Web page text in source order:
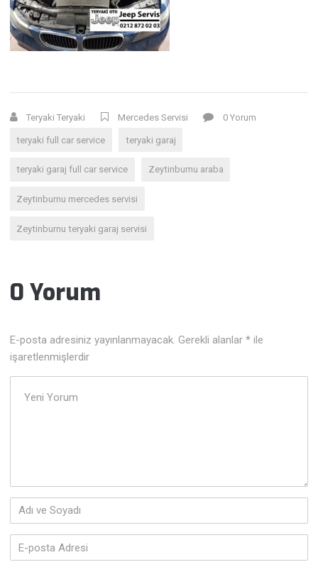
Teryaki Teryaki Mercedes Servisi 0 Yorum
teryaki full car service teryaki garaj
teryaki garaj full car service Zeytinburnu araba
Zeytinburnu mercedes servisi
Zeytinburnu teryaki garaj servisi
0 Yorum
E-posta adresiniz yayınlanmayacak. Gerekli alanlar* ile
işaretlenmişlerdir
Adı
ve
Soyadı*
E-
posta